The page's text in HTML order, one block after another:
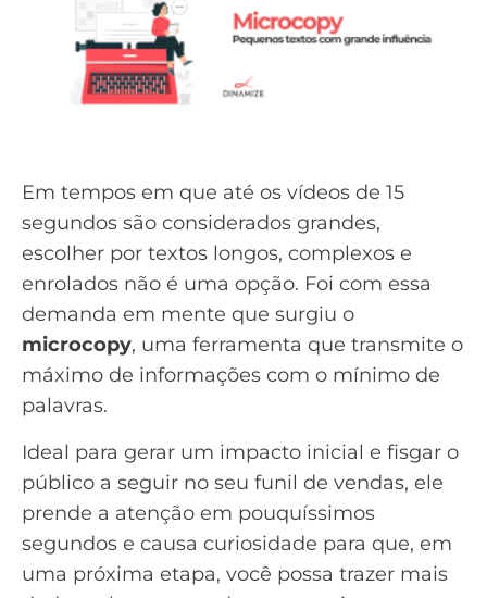
Em tempos em que até os vídeos de 15
segundos são considerados grandes,
escolher por textos longos, complexos e
enrolados não é uma opção. Foi com essa
demanda em mente que surgiu o
microcopy, uma ferramenta que transmite o
máximo de informações com o mínimo de
palavras.
Ideal para gerar um impacto inicial e fisgar o
público a seguir no seu funil de vendas, ele
prende a atenção em pouquíssimos
segundos e causa curiosidade para que, em
uma próxima etapa, você possa trazer mais